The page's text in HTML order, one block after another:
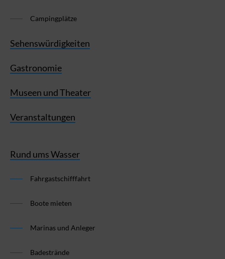
Campingplätze
Sehenswürdigkeiten
Gastronomie
Museen und Theater
Veranstaltungen
Rund ums Wasser
Fahrgastschifffahrt
Boote mieten
Marinas und Anleger
Badestrände